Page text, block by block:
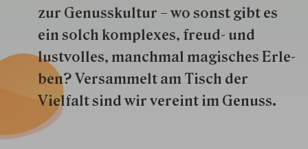
zur Genuss­kultur – wo sonst gibt es
ein solch kom­plexes, freud- und
lustvolles, manchmal ma­gisch­es Er­le­
ben? Versammelt am Tisch der
Vielfalt sind wir ver­eint im Genuss.